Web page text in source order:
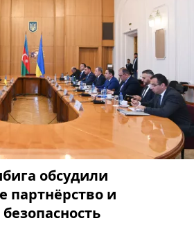
обсудили
партнёрство и